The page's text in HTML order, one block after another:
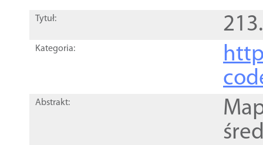
Tytuł:
Kategoria:
Abstrakt: